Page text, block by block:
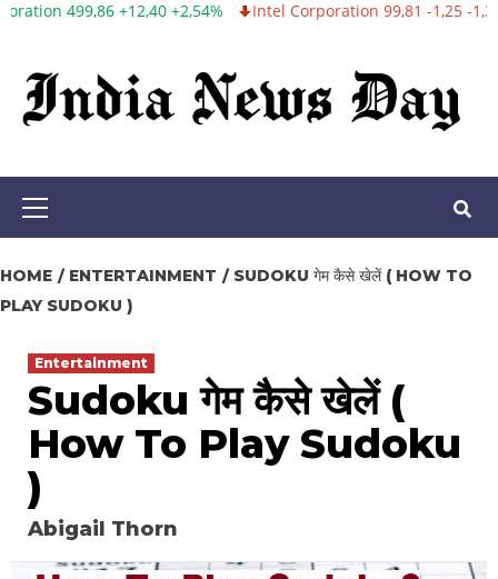
Skip
content
+2,54% Intel Corporation 99,81 -1,25 -1,24% Twitter, Inc.
Primary
HOME ENTERTAINMENT
SUDOKU गेम कैसे खेलें ( HOW TO
PLAY SUDOKU )
Entertainment
Sudoku गेम कैसे खेलें (
How To Play Sudoku
)
Abigail Thorn